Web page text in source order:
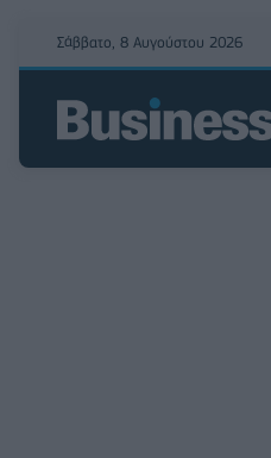
Σάββατο, 8 Αυγούστου 2026